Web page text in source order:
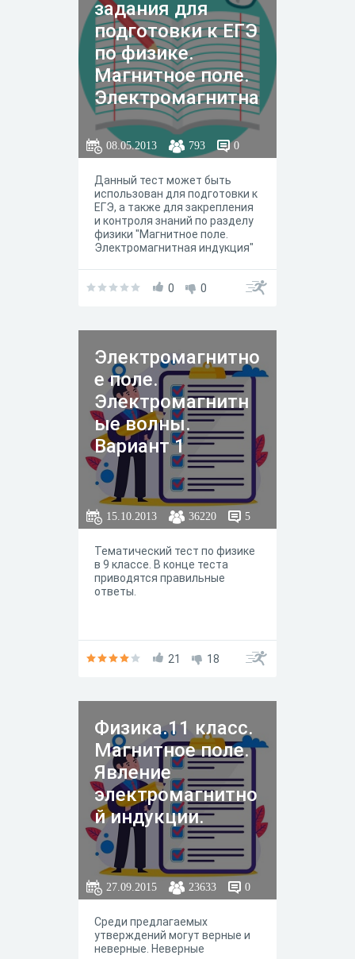
задания для
подготовки к ЕГЭ
по физике.
Магнитное поле.
Электромагнитна
я индукция
08.05.2013 793 0
Данный тест может быть
использован для подготовки к
ЕГЭ, а также для закрепления
и контроля знаний по разделу
физики "Магнитное поле.
Электромагнитная индукция"
0 0
Электромагнитно
е поле.
Электромагнитн
ые волны.
Вариант 1
15.10.2013 36220 5
Тематический тест по физике
в 9 классе. В конце теста
приводятся правильные
ответы.
21 18
Физика.11 класс.
Магнитное поле.
Явление
электромагнитно
й индукции.
27.09.2015 23633 0
Среди предлагаемых
утверждений могут верные и
неверные. Неверные